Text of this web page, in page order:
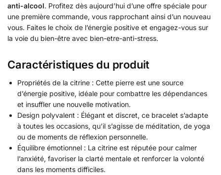
anti-alcool. Profitez dès aujourd’hui d’une offre spéciale pour
une première commande, vous rapprochant ainsi d’un nouveau
vous. Faites le choix de l’énergie positive et engagez-vous sur
la voie du bien-être avec bien-etre-anti-stress.
Caractéristiques du produit
Propriétés de la citrine : Cette pierre est une source
d’énergie positive, idéale pour combattre les dépendances
et insuffler une nouvelle motivation.
Design polyvalent : Élégant et discret, ce bracelet s’adapte
à toutes les occasions, qu’il s’agisse de méditation, de yoga
ou de moments de réflexion personnelle.
Équilibre émotionnel : La citrine est réputée pour calmer
l’anxiété, favoriser la clarté mentale et renforcer la volonté
dans les moments difficiles.